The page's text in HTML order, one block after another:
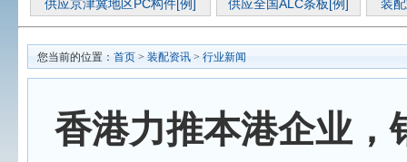
供应京津冀地区PC构件[例] 供应全国ALC条板[例] 装
您当前的位置： 首页 > 装配资讯 > 行业新闻
香港力推本港企业，